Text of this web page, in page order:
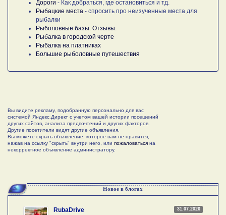
Дороги - Как добраться, где остановиться и тд.
Рыбацкие места - спросить про неизученные места для
рыбалки
Рыболовные базы. Отзывы.
Рыбалка в городской черте
Рыбалка на платниках
Большие рыболовные путешествия
Вы видите рекламу, подобранную персонально для вас
системой Яндекс.Директ с учетом вашей истории посещений
других сайтов, анализа предпочтений и других факторов.
Другие посетители видят другие объявления.
Вы можете скрыть объявление, которое вам не нравится,
нажав на ссылку "скрыть" внутри него, или пожаловаться на
некорректное объявление администратору.
Новое в блогах
31.07.2026
RubaDrive